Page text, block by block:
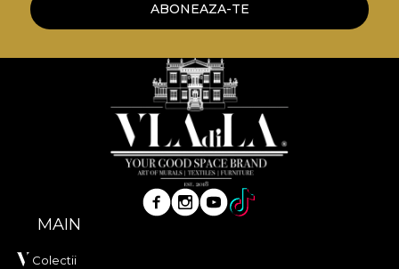
ABONEAZA-TE
MAIN
Colectii